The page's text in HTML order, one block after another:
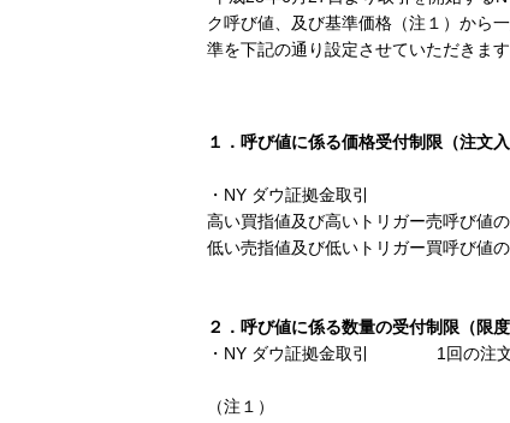
ク呼び値、及び基準価格（注１）から
準を下記の通り設定させていただきます
１．呼び値に係る価格受付制限（注文入
・NY ダウ証拠金取引
高い買指値及び高いトリガー売呼び値
低い売指値及び低いトリガー買呼び値
２．呼び値に係る数量の受付制限（限度
・NY ダウ証拠金取引 1回の注文
（注１）